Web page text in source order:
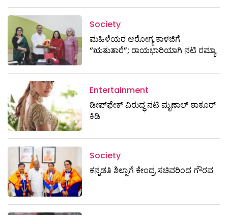
Society
ಮಹಿಳೆಯರ ಆರೋಗ್ಯ ಕಾಳಜಿಗೆ
“ಋತುತಾರೆ”; ರಾಯಭಾರಿಯಾಗಿ ನಟಿ ರಮ್ಯಾ
Entertainment
ಡೀಪ್‌ಫೇಕ್ ವಿರುದ್ಧ ನಟಿ ಮೃಣಾಲ್ ಠಾಕೂರ್
ಕಿಡಿ
Society
ಕನ್ನಡತಿ ಶಿಲ್ಪಾಗೆ ಕೇಂದ್ರ ಸಚಿವರಿಂದ ಗೌರವ